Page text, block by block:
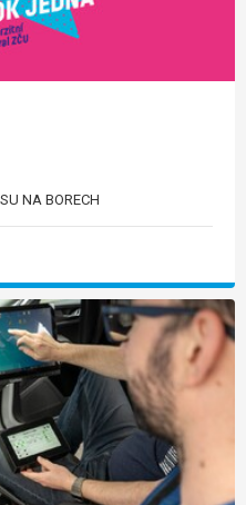
NA BORECH